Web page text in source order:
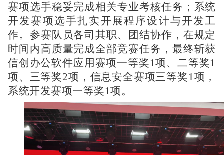
赛项选手稳妥完成相关专业考核任务；系统
开发赛项选手扎实开展程序设计与开发工
作。参赛队员各司其职、团结协作，在规定
时间内高质量完成全部竞赛任务，最终斩获
信创办公软件应用赛项一等奖1项、二等奖1
项、三等奖2项，信息安全赛项三等奖1项，
系统开发赛项一等奖1项。